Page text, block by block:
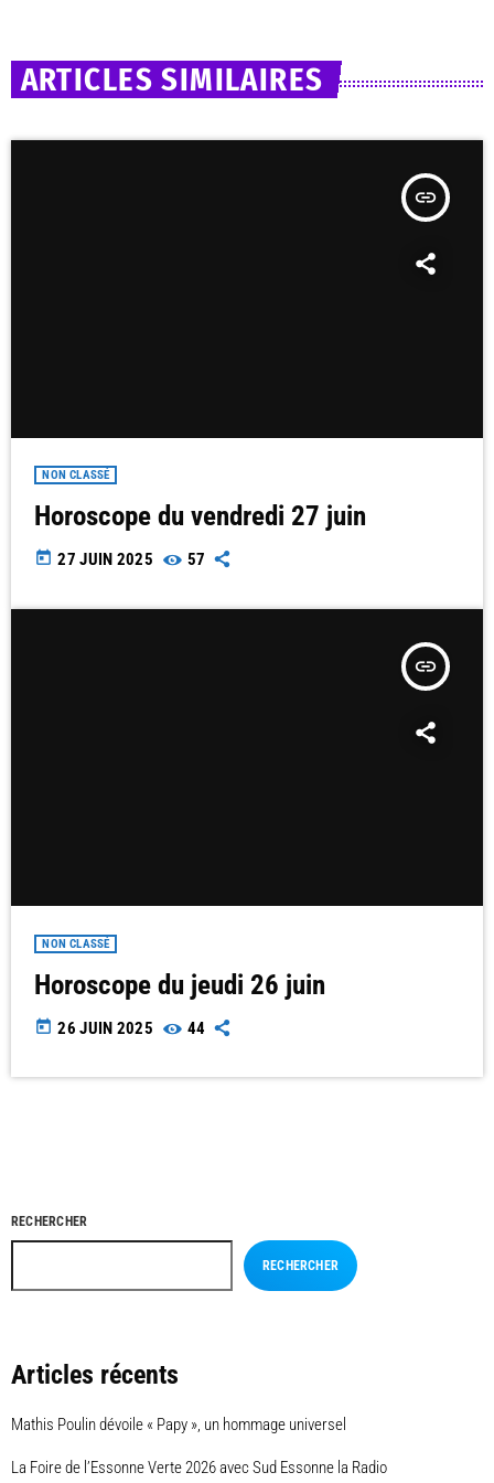
ARTICLES SIMILAIRES
insert_link
NON CLASSÉ
Horoscope du vendredi 27 juin
today 27 JUIN 2025 57
insert_link
NON CLASSÉ
Horoscope du jeudi 26 juin
today 26 JUIN 2025 44
RECHERCHER
RECHERCHER
Articles récents
Mathis Poulin dévoile « Papy », un hommage universel
La Foire de l’Essonne Verte 2026 avec Sud Essonne la Radio